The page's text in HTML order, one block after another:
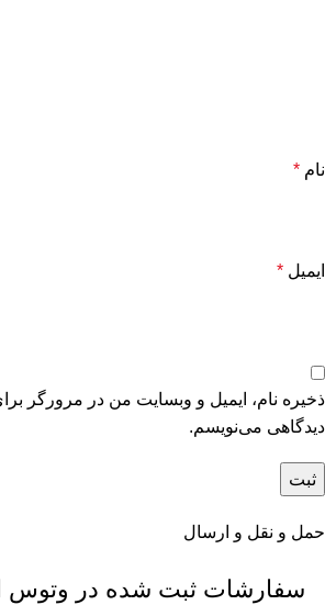
نام *
ایمیل *
ذخیره نام، ایمیل و وبسایت من در مرورگر
دیدگاهی می‌نویسم.
حمل و نقل و ارسال
سفارشات ثبت شده در وتوس